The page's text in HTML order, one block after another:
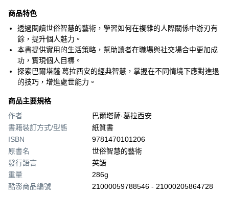
商品特色
透過閱讀世俗智慧的藝術，學習如何在複雜的人際關係中游刃有
餘，提升個人魅力。
本書提供實用的生活策略，幫助讀者在職場與社交場合中更加成
功，實現個人目標。
探索巴爾塔薩·葛拉西安的經典智慧，掌握在不同情境下應對進退
的技巧，增進處世能力。
商品主要規格
作者
巴爾塔薩·葛拉西安
書籍裝訂方式/型態
紙質書
ISBN
9781470101206
原書名
世俗智慧的藝術
發行語言
英語
重量
286g
酷澎商品編號
21000059788546 - 21000205864728